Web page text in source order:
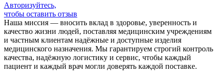
Авторизуйтесь,
чтобы оставить отзыв
Наша миссия — вносить вклад в здоровье, уверенность и
качество жизни людей, поставляя медицинским учреждениям
и частным клиентам надёжные и доступные изделия
медицинского назначения. Мы гарантируем строгий контроль
качества, надёжную логистику и сервис, чтобы каждый
пациент и каждый врач могли доверять каждой поставке.